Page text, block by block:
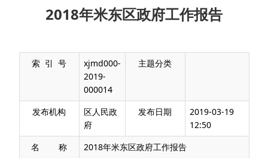
2018年米东区政府工作报告
索 引 号
xjmd000-
2019-
000014
主题分类
发布机构
区人民政
府
发布日期
2019-03-19
12:50
名 称
2018年米东区政府工作报告